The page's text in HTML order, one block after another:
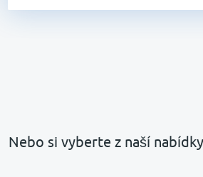
Nebo si vyberte z naší nabídky